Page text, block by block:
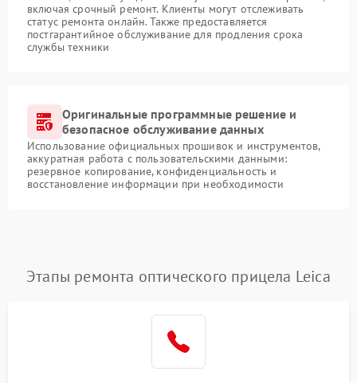
включая срочный ремонт. Клиенты могут отслеживать
статус ремонта онлайн. Также предоставляется
постгарантийное обслуживание для продления срока
службы техники
Оригинальные программные решение и
безопасное обслуживание данных
Использование официальных прошивок и инструментов,
аккуратная работа с пользовательскими данными:
резервное копирование, конфиденциальность и
восстановление информации при необходимости
Этапы ремонта оптического прицела Leica